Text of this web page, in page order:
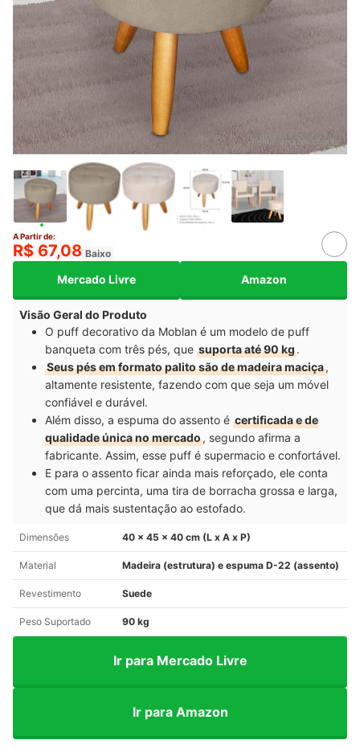
Fonte: amazon.com.br
A Partir de:
R$ 67,08 Baixo
Mercado Livre Amazon
Visão Geral do Produto
O puff decorativo da Moblan é um modelo de puff
banqueta com três pés, que suporta até 90 kg.
Seus pés em formato palito são de madeira maciça,
altamente resistente, fazendo com que seja um móvel
confiável e durável.
Além disso, a espuma do assento é certificada e de
qualidade única no mercado, segundo afirma a
fabricante. Assim, esse puff é supermacio e confortável.
E para o assento ficar ainda mais reforçado, ele conta
com uma percinta, uma tira de borracha grossa e larga,
que dá mais sustentação ao estofado.
Dimensões 40 x 45 x 40 cm (L x A x P)
Material Madeira (estrutura) e espuma D-22 (assento)
Revestimento Suede
Peso Suportado 90 kg
Ir para Mercado Livre
Ir para Amazon